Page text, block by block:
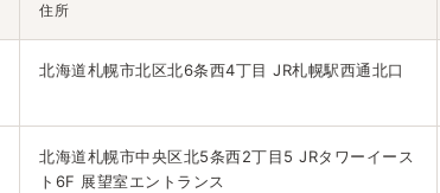
住所
北海道札幌市北区北6条西4丁目 JR札幌駅西通北口
北海道札幌市中央区北5条西2丁目5 JRタワーイース
ト6F 展望室エントランス